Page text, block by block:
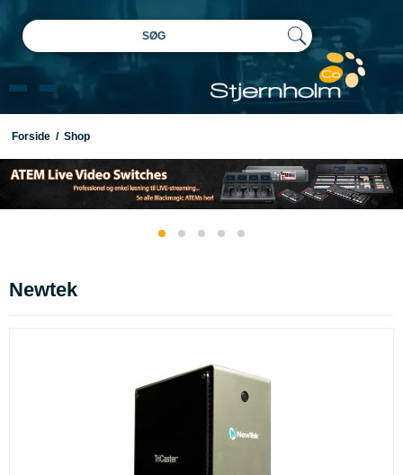
SØG
Forside / Shop
Newtek